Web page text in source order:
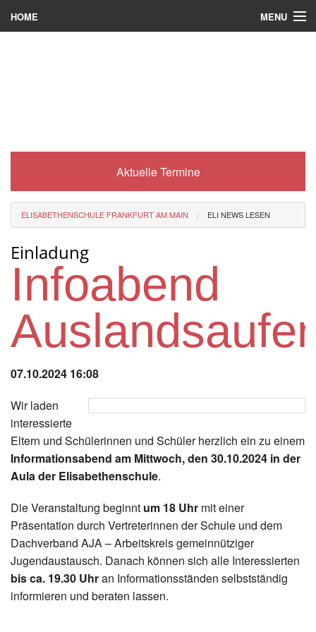
HOME MENU
Eli-Portal
Berufsorientierung
Instagram
Aktuelle Termine
ELISABETHENSCHULE FRANKFURT AM MAIN ELI NEWS LESEN
Einladung
Infoabend
07.10.2024 16:08
Wir laden
interessierte
Eltern und Schülerinnen und Schüler herzlich ein zu einem
Informationsabend am Mittwoch, den 30.10.2024 in der
Aula der Elisabethenschule.
Die Veranstaltung beginnt um 18 Uhr mit einer
Präsentation durch Vertreterinnen der Schule und dem
Dachverband AJA – Arbeitskreis gemeinnütziger
Jugendaustausch. Danach können sich alle Interessierten
bis ca. 19.30 Uhran Informationsständen selbstständig
informieren und beraten lassen.